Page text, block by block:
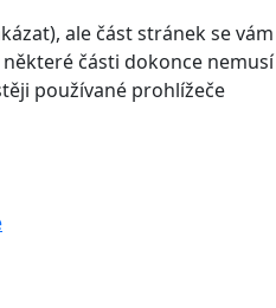
ale část stránek se vám
části dokonce nemusí
používané prohlížeče